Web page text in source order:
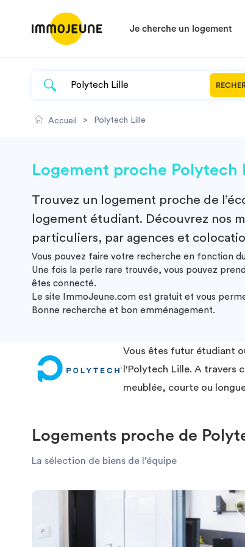
Je cherche un logement
Accueil > Polytech Lille
Logement proche Polytech
Trouvez un logement proche de
logement étudiant. Découvrez nos
particuliers, par agences et
Vous pouvez faire votre recherche en fonction
Une fois la perle rare trouvée, vous pouvez
êtes connecté.
Le site ImmoJeune.com est gratuit et vous
Bonne recherche et bon emménagement.
Vous êtes futur étudiant
l'Polytech Lille. A travers
meublée, courte ou
Logements proche de
La sélection de biens de l’équipe